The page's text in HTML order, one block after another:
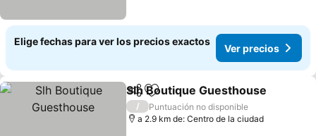
Elige fechas para ver los precios exactos
Ver precios
CompartirAgregar a favoritos
Slh Boutique Guesthouse
/
Puntuación no disponible
a 2.9 km de: Centro de la ciudad